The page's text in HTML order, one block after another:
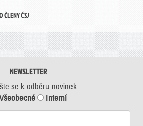
ČLENY ČSJ
NEWSLETTER
se k odběru novinek
Interní